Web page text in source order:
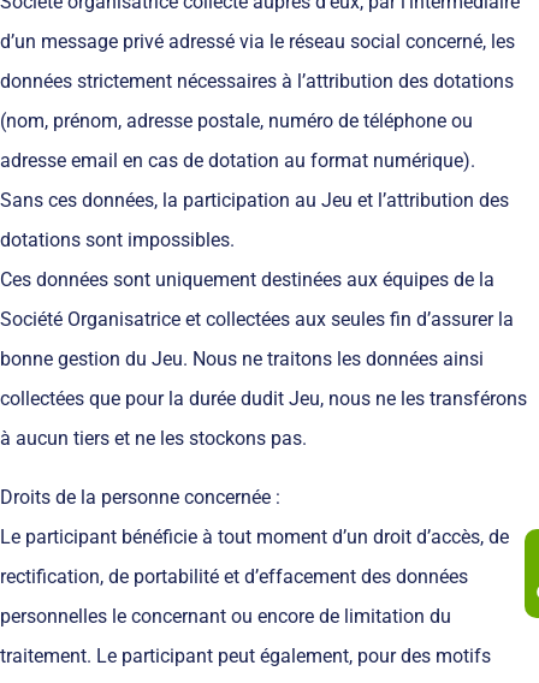
d’un message privé adressé via le réseau social concerné, les
données strictement nécessaires à l’attribution des dotations
(nom, prénom, adresse postale, numéro de téléphone ou
adresse email en cas de dotation au format numérique).
Sans ces données, la participation au Jeu et l’attribution des
dotations sont impossibles.
Ces données sont uniquement destinées aux équipes de la
Société Organisatrice et collectées aux seules fin d’assurer la
bonne gestion du Jeu. Nous ne traitons les données ainsi
collectées que pour la durée dudit Jeu, nous ne les transférons
à aucun tiers et ne les stockons pas.
Droits de la personne concernée :
Le participant bénéficie à tout moment d’un droit d’accès, de
rectification, de portabilité et d’effacement des données
personnelles le concernant ou encore de limitation du
traitement. Le participant peut également, pour des motifs